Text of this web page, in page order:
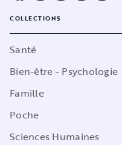
COLLECTIONS
Santé
Bien-être - Psychologie
Famille
Poche
Sciences Humaines